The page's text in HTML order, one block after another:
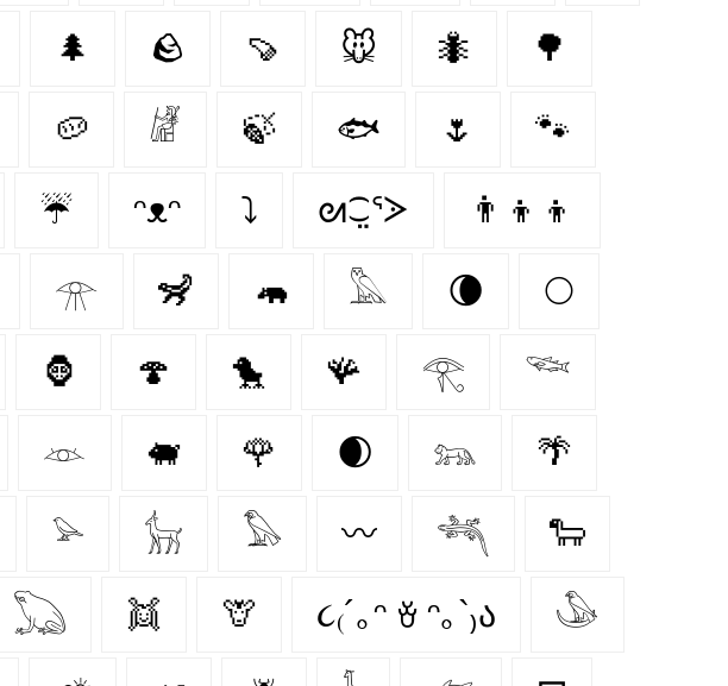
🌲 🪨 🍠 🐭 🐜 🌳
🥔 𓁈 🍃 🐟 🌷 🐾
☔ ᵔᴥᵔ ⤵ ᘛ⁐̤ᕐᐷ 👨‍👦‍👦
𓁿 🦨 🦛 𓅓 🌘 🌕
🦍 🍄‍ 🐤 🪸 𓂀 𓆝
𓁺 🐖 🌹 🌒 𓃬 🌴
𓅫 𓃴 𓅃 〰️ 𓆈 🐑
𓆏 👯 🦒 ૮₍´｡ᵔ ꈊ ᵔ｡`₎ა 𓅇